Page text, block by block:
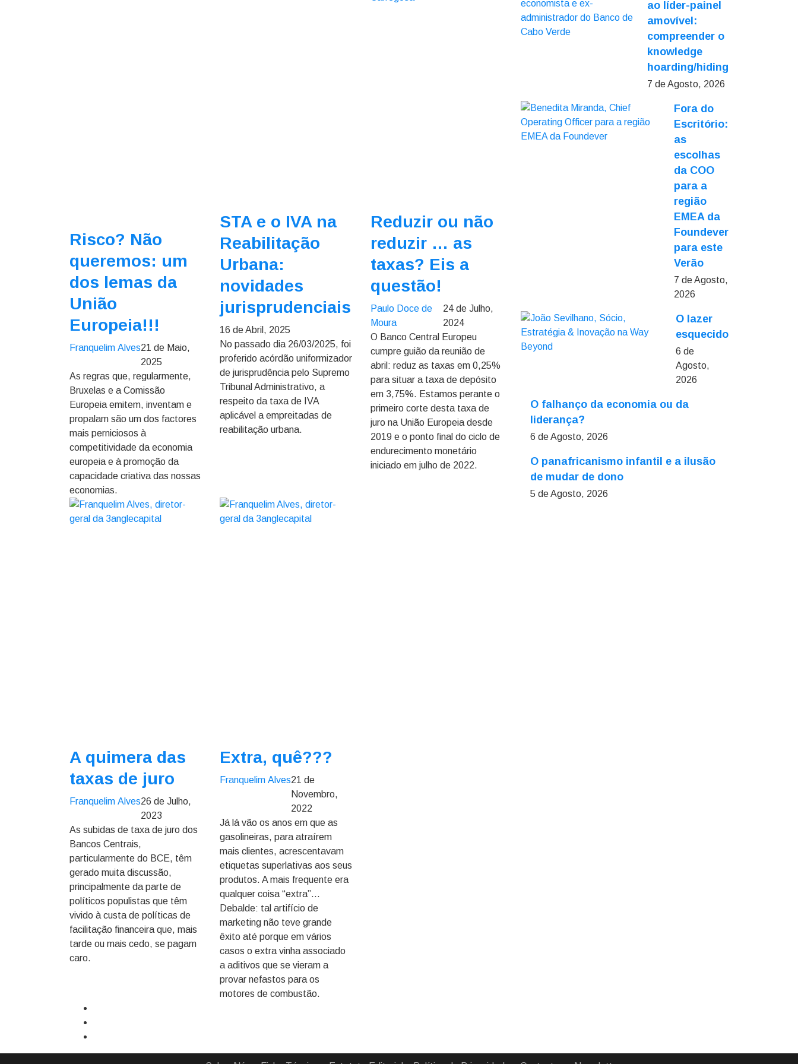
Risco? Não
queremos: um
dos lemas da
União
Europeia!!!
Franquelim Alves21 de Maio,
2025
As regras que, regularmente,
Bruxelas e a Comissão
Europeia emitem, inventam e
propalam são um dos factores
mais perniciosos à
competitividade da economia
europeia e à promoção da
capacidade criativa das nossas
economias.
STA e o IVA na
Reabilitação
Urbana:
novidades
jurisprudenciais
16 de Abril, 2025
No passado dia 26/03/2025, foi
proferido acórdão uniformizador
de jurisprudência pelo Supremo
Tribunal Administrativo, a
respeito da taxa de IVA
aplicável a empreitadas de
reabilitação urbana.
Reduzir ou não
reduzir … as
taxas? Eis a
questão!
Paulo Doce de
Moura
24 de Julho,
2024
O Banco Central Europeu
cumpre guião da reunião de
abril: reduz as taxas em 0,25%
para situar a taxa de depósito
em 3,75%. Estamos perante o
primeiro corte desta taxa de
juro na União Europeia desde
2019 e o ponto final do ciclo de
endurecimento monetário
iniciado em julho de 2022.
A quimera das
taxas de juro
Franquelim Alves26 de Julho,
2023
As subidas de taxa de juro dos
Bancos Centrais,
particularmente do BCE, têm
gerado muita discussão,
principalmente da parte de
políticos populistas que têm
vivido à custa de políticas de
facilitação financeira que, mais
tarde ou mais cedo, se pagam
caro.
Extra, quê???
Franquelim Alves21 de
Novembro,
2022
Já lá vão os anos em que as
gasolineiras, para atraírem
mais clientes, acrescentavam
etiquetas superlativas aos seus
produtos. A mais frequente era
qualquer coisa “extra”...
Debalde: tal artifício de
marketing não teve grande
êxito até porque em vários
casos o extra vinha associado
a aditivos que se vieram a
provar nefastos para os
motores de combustão.
ao líder-painel
amovível:
compreender o
knowledge
hoarding/hiding
7 de Agosto, 2026
Fora do
Escritório:
as
escolhas
da COO
para a
região
EMEA da
Foundever
para este
Verão
7 de Agosto,
2026
O lazer
esquecido
6 de
Agosto,
2026
O falhanço da economia ou da
liderança?
6 de Agosto, 2026
O panafricanismo infantil e a ilusão
de mudar de dono
5 de Agosto, 2026